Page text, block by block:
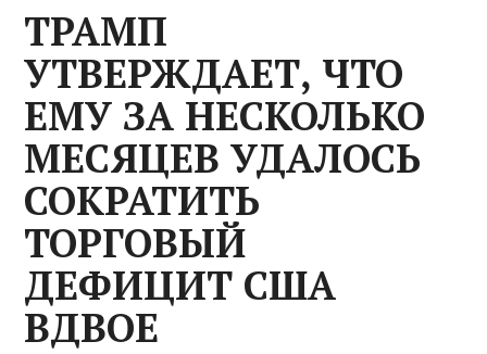
ТРАМП
УТВЕРЖДАЕТ, ЧТО
ЕМУ ЗА НЕСКОЛЬКО
МЕСЯЦЕВ УДАЛОСЬ
СОКРАТИТЬ
ТОРГОВЫЙ
ДЕФИЦИТ США
ВДВОЕ